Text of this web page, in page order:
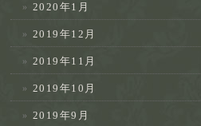
2020年1月
2019年12月
2019年11月
2019年10月
2019年9月